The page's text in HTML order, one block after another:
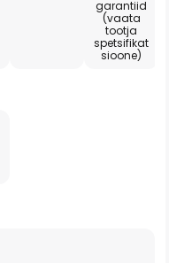
garantiid
(vaata
tootja
spetsifikat
sioone)